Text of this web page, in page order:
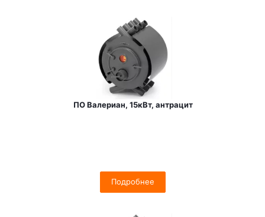
ПО Валериан, 15кВт, антрацит
Подробнее